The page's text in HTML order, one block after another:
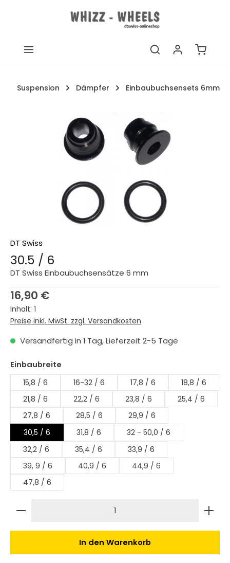
Zum Hauptinhalt springen
Suspension Dämpfer Einbaubuchsensets 6mm
Bildergalerie überspringen
DT Swiss
30.5 / 6
DT Swiss Einbaubuchsensätze 6 mm
Regulärer Preis:
16,90 €
Inhalt: 1
Preise inkl. MwSt. zzgl. Versandkosten
Versandfertig in 1 Tag, Lieferzeit 2-5 Tage
Einbaubreite
15,8 / 6 16-32 / 6 17,8 / 6
18,8 / 6
21,8 / 6
22,2 / 6 23,8 / 6
25,4 / 6
27,8 / 6
28,5 / 6
29,9 / 6
30,5 / 6
31,8 / 6
32 - 50,0 / 6
32,2 / 6
35,4 / 6
33,9 / 6
39, 9 / 6
40,9 / 6
44,9 / 6
47,8 / 6
Produkt Anzahl: Gib den gewünschten Wert
In den Warenkorb